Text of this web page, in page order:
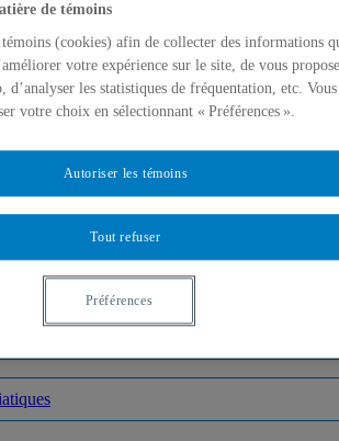
de l’UQAM étudie l’utilisation de
presse
tournage
de témoins
(cookies) afin de collecter des informations
votre expérience sur le site, de vous
d’analyser les statistiques de fréquentation, etc. Vous
votre choix en sélectionnant « Préférences ».
Tout refuser
Autoriser les témoins
Préférences